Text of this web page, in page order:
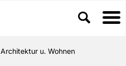
Architektur u. Wohnen